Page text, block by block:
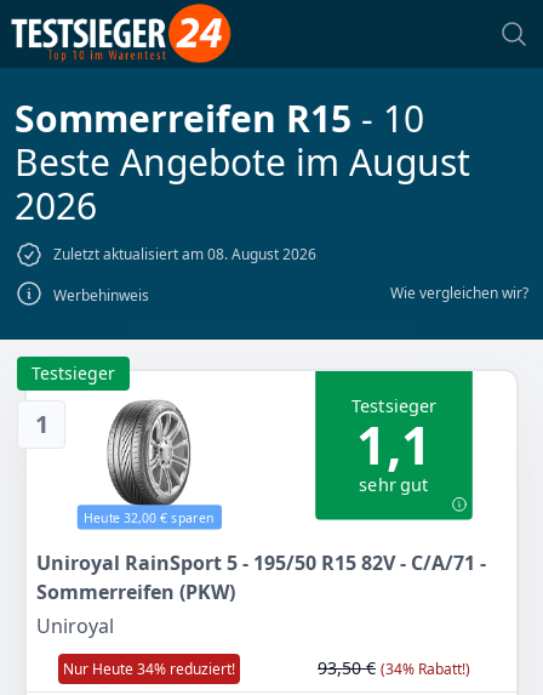
Sommerreifen R15 - 10
Beste Angebote im August
2026
Zuletzt aktualisiert am 08. August 2026
Werbehinweis
Wie vergleichen wir?
1
Testsieger
Heute 32,00 € sparen
Testsieger
1,1
sehr gut
Uniroyal RainSport 5 - 195/50 R15 82V - C/A/71 -
Sommerreifen (PKW)
Uniroyal
Nur Heute 34% reduziert! 93,50 € (34% Rabatt!)